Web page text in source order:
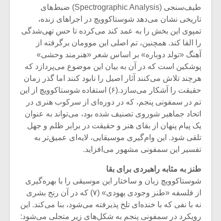
طیف‌سنجی (Spectrographic Analysis) ضبط‌های
تاریخی نشان می‌دهد شوستاکوویچ در اجراهای زنده،
تمپوی این بخش را به عمد کند می‌کرده تا حس تهی‌شدگی
را القا کند. همچنین، تم اصلی این موومان برگرفته از
آهنگ «تولد دوباره» بر اساس شعر «هنرمند وحشی»
پوشکین است که در آن به بیان این موضوع می‌پردازد که
هرچند تلاش می‌کنند آثار اصیل را نابود کنند اما گذر زمان
حقیقت را آشکار می‌سازد.(۶) استفاده شوستاکوویچ از این
تم در سمفونی پنجم، که در دوره‌ای از سرکوب هنری در
اتحاد جماهیر شوروی تصنیف شده بود، می‌تواند به عنوان
یک پیام پنهان از بقای هنر و حقیقت در برابر ظلم و جهل
تلقی شود. این وام‌گیری موسیقایی، لایه‌ای عمیق‌تر به
تفسیر این سمفونی مشهور می‌افزاید.
طنز به مثابه راهبردی برای بقا
شوستاکوویچ زبان و ساختار این موسیقی را با بهره‌گیری
از فلسفه «طنز وجودی یهودی» (۷) که در آن رنج بشری
نه با نفی که با خنده‌ای تلخ پذیرفته می‌شود، بنا می‌کند. این
رویکرد در سمفونی پنجم به شکل‌های زیر متجلی می‌شود: